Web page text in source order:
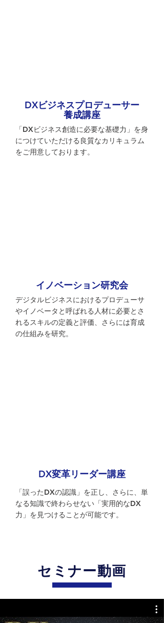
DXビジネスプロデューサー
養成講座
「DXビジネス創造に必要な基礎力」を身
につけていただける良質なカリキュラム
をご用意しております。
イノベーション研究会
デジタルビジネスにおけるプロデューサ
やイノベータと呼ばれる人材に必要とさ
れるスキルの定義と評価、さらには育成
の仕組みを研究。
DX変革リーダー講座
「誤ったDXの認識」を正し、さらに、単
なる知識で終わらせない「実用的なDX
力」を見つけることが可能です。
セミナー動画